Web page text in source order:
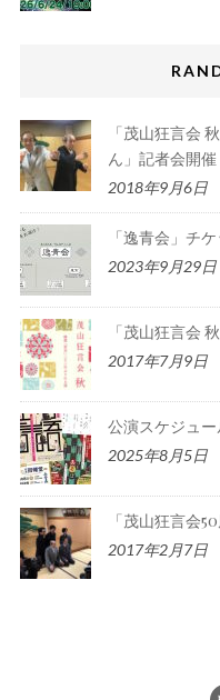
「茂山狂言会
ん」記者会開催
2018年9月6日
「逸青会」チ
2023年9月29日
「茂山狂言会
2017年7月9日
公演スケジュー
2025年8月5日
「茂山狂言会
2017年2月7日